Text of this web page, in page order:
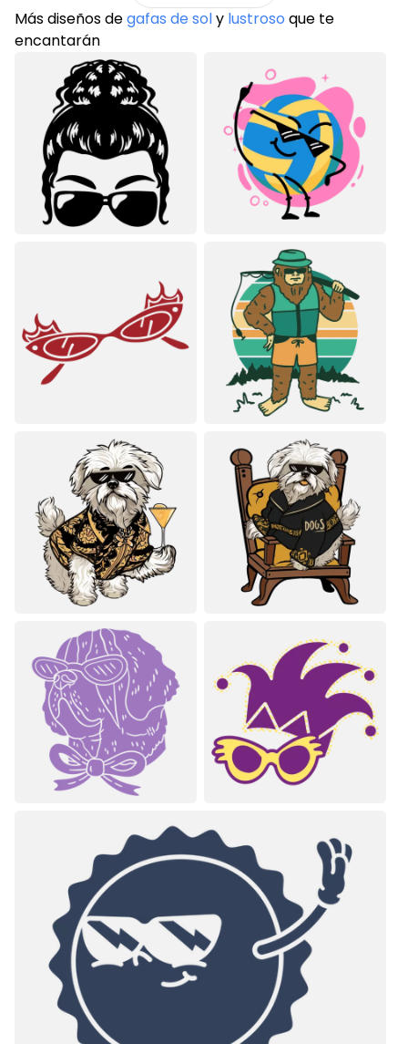
Más diseños degafas de soly lustroso que te
encantarán